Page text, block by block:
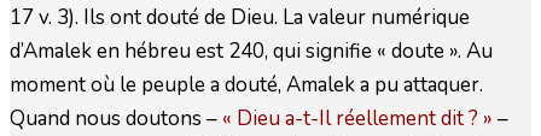
17 v. 3). Ils ont douté de Dieu. La valeur numérique
d’Amalek en hébreu est 240, qui signifie « doute ». Au
moment où le peuple a douté, Amalek a pu attaquer.
Quand nous doutons – « Dieu a-t-Il réellement dit ? » –